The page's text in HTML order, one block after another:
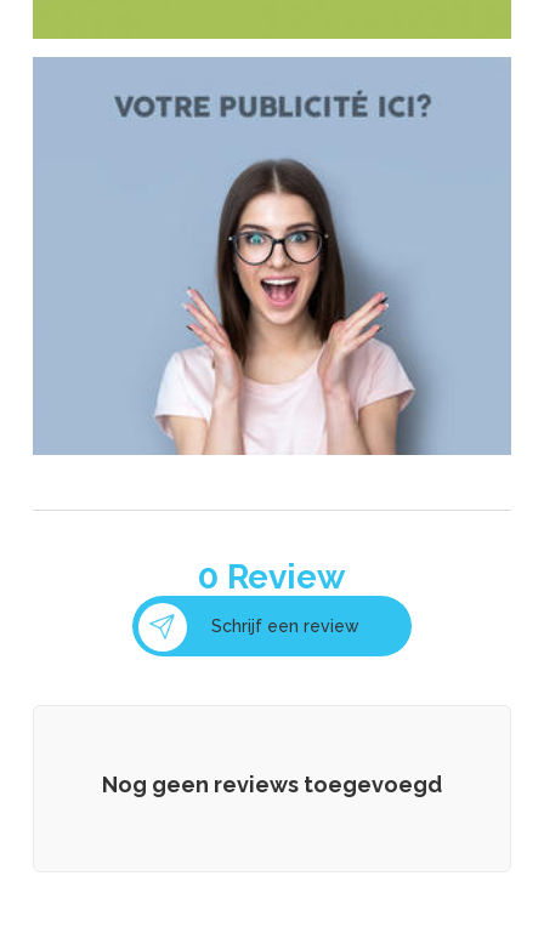
0 Review
Schrijf een review
Nog geen reviews toegevoegd